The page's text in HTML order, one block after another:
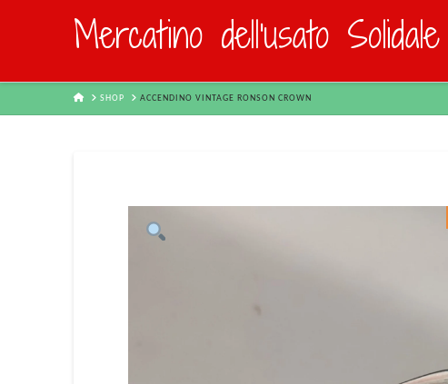
Mercatino dell'usato
HOMESHOP ACCENDINO VINTAGE RONSON CROWN